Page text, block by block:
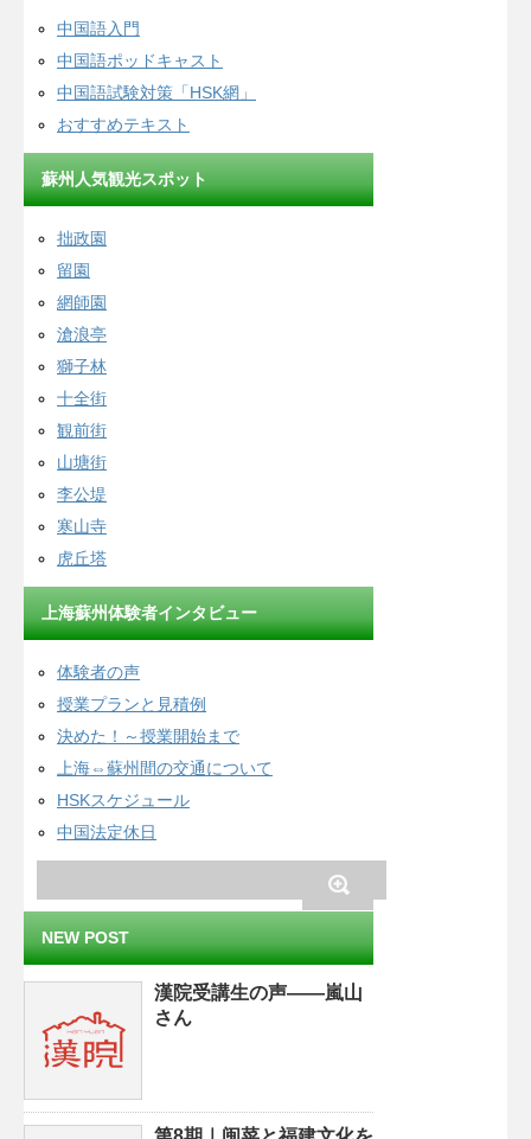
中国語入門
中国語ポッドキャスト
中国語試験対策「HSK網」
おすすめテキスト
蘇州人気観光スポット
拙政園
留園
網師園
滄浪亭
獅子林
十全街
観前街
山塘街
李公堤
寒山寺
虎丘塔
上海蘇州体験者インタビュー
体験者の声
授業プランと見積例
決めた！～授業開始まで
上海⇔蘇州間の交通について
HSKスケジュール
中国法定休日
NEW POST
漢院受講生の声——嵐山
さん